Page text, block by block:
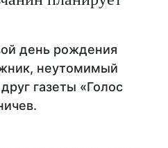
день рождения
неутомимый
газеты «Голос